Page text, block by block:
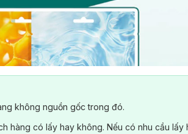
không nguồn gốc trong đó.
hàng có lấy hay không. Nếu có nhu cầu lấy